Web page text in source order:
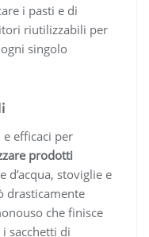
i pasti e di
riutilizzabili per
singolo
efficaci per
prodotti
d’acqua, stoviglie e
drasticamente
che finisce
sacchetti di